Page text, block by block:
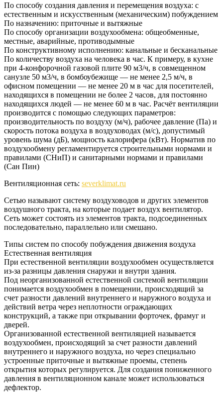
По способу создания давления и перемещения воздуха: с
естественным и искусственным (механическим) побуждением
По назначению: приточные и вытяжные
По способу организации воздухообмена: общеобменные,
местные, аварийные, противодымные
По конструктивному исполнению: канальные и бесканальные
По количеству воздуха на человека в час. К примеру, в кухне
при 4-конфорочной газовой плите 90 м3/ч, в совмещенном
санузле 50 м3/ч, в бомбоубежище — не менее 2,5 м/ч, в
офисном помещении — не менее 20 м в час для посетителей,
находящихся в помещении не более 2 часов, для постоянно
находящихся людей — не менее 60 м в час. Расчёт вентиляции
производится с помощью следующих параметров:
производительность по воздуху (м/ч), рабочее давление (Па) и
скорость потока воздуха в воздуховодах (м/с), допустимый
уровень шума (дБ), мощность калорифера (кВт). Норматив по
воздухообмену регламентируется строительными нормами и
правилами (СНиП) и санитарными нормами и правилами
(Сан Пин)
Вентиляционная сеть: severklimat.ru
Сетью называют систему воздуховодов и других элементов
воздушного тракта, на которые подает воздух вентилятор.
Сеть может состоять из элементов тракта, подсоединенных
последовательно, параллельно или смешано.
Типы систем по способу побуждения движения воздуха
Естественная вентиляция
При естественной вентиляции воздухообмен осуществляется
из-за разницы давления снаружи и внутри здания.
Под неорганизованной естественной системой вентиляции
понимается воздухообмен в помещении, происходящий за
счет разности давлений внутреннего и наружного воздуха и
действий ветра через неплотности ограждающих
конструкций, а также при открывании форточек, фрамуг и
дверей.
Организованной естественной вентиляцией называется
воздухообмен, происходящий за счет разности давлений
внутреннего и наружного воздуха, но через специально
устроенные приточные и вытяжные проемы, степень
открытия которых регулируется. Для создания пониженного
давления в вентиляционном канале может использоваться
дефлектор.